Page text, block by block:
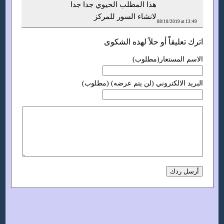
08/10/2019 at 13:49
هذا المطلب الحيوي جدا جدا
لانشاء السور للمركز
اترك تعليقاًً أو حلاً لهذه الشكوى
الاسم المستعار(مطلوب)
البريد الالكتروني (لن يتم عرضه) (مطلوب)